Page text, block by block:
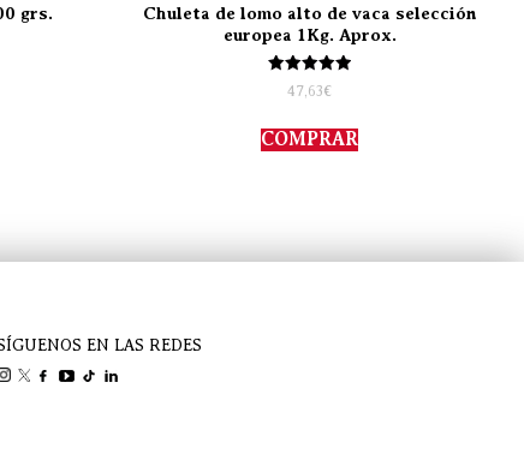
grs.
Chuleta de lomo alto de vaca selección
europea 1Kg. Aprox.
Valorado
con
de 5
47,63€
COMPRAR
EN LAS REDES